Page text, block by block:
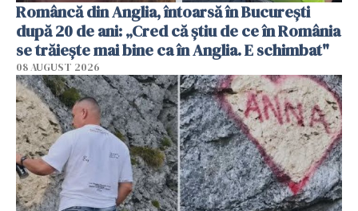
Româncă din Anglia, întoarsă în București
după 20 de ani: „Cred că știu de ce în România
se trăiește mai bine ca în Anglia. E schimbat"
08 AUGUST 2026